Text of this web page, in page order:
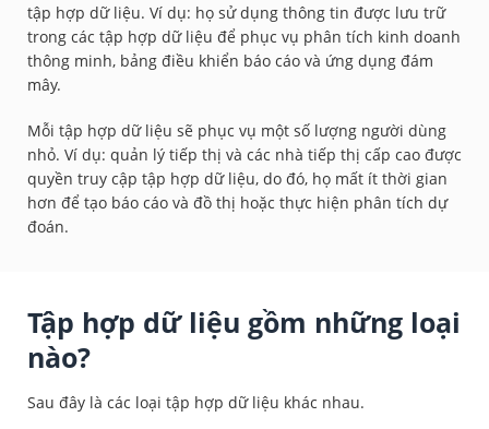
tập hợp dữ liệu. Ví dụ: họ sử dụng thông tin được lưu trữ
trong các tập hợp dữ liệu để phục vụ phân tích kinh doanh
thông minh, bảng điều khiển báo cáo và ứng dụng đám
mây.
Mỗi tập hợp dữ liệu sẽ phục vụ một số lượng người dùng
nhỏ. Ví dụ: quản lý tiếp thị và các nhà tiếp thị cấp cao được
quyền truy cập tập hợp dữ liệu, do đó, họ mất ít thời gian
hơn để tạo báo cáo và đồ thị hoặc thực hiện phân tích dự
đoán.
Tập hợp dữ liệu gồm những loại
nào?
Sau đây là các loại tập hợp dữ liệu khác nhau.